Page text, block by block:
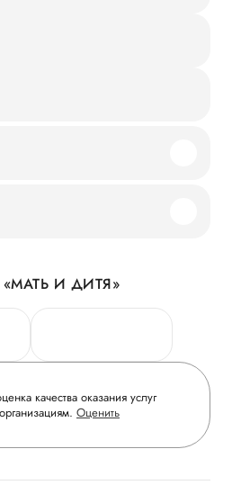
И ДИТЯ»
качества оказания услуг
Оценить